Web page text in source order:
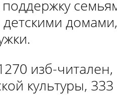
изб-
культуры,